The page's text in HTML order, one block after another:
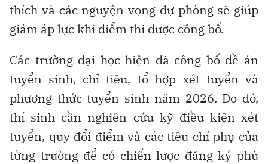
thích và các nguyện vọng dự phòng sẽ giúp
giảm áp lực khi điểm thi được công bố.
Các trường đại học hiện đã công bố đề án
tuyển sinh, chỉ tiêu, tổ hợp xét tuyển và
phương thức tuyển sinh năm 2026. Do đó,
thí sinh cần nghiên cứu kỹ điều kiện xét
tuyển, quy đổi điểm và các tiêu chí phụ của
từng trường để có chiến lược đăng ký phù